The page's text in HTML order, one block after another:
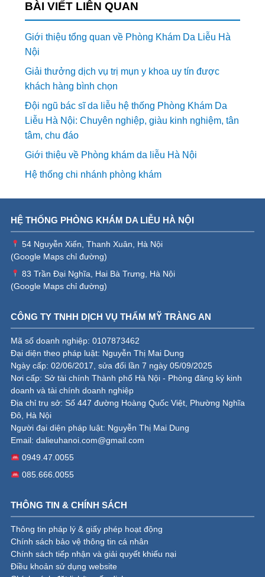
BÀI VIẾT LIÊN QUAN
Giới thiệu tổng quan về Phòng Khám Da Liễu Hà
Nội
Giải thưởng dịch vụ trị mụn y khoa uy tín được
khách hàng bình chọn
Đội ngũ bác sĩ da liễu hệ thống Phòng Khám Da
Liễu Hà Nội: Chuyên nghiệp, giàu kinh nghiệm, tân
tâm, chu đáo
Giới thiệu về Phòng khám da liễu Hà Nội
Hệ thống chi nhánh phòng khám
HỆ THỐNG PHÒNG KHÁM DA LIỄU HÀ NỘI
54 Nguyễn Xiển, Thanh Xuân, Hà Nội
(Google Maps chỉ đường)
83 Trần Đại Nghĩa, Hai Bà Trưng, Hà Nội
(Google Maps chỉ đường)
CÔNG TY TNHH DỊCH VỤ THẨM MỸ TRÀNG AN
Mã số doanh nghiệp: 0107873462
Đại diện theo pháp luật: Nguyễn Thị Mai Dung
Ngày cấp: 02/06/2017, sửa đổi lần 7 ngày 05/09/2025
Nơi cấp: Sở tài chính Thành phố Hà Nội - Phòng đăng ký kinh
doanh và tài chính doanh nghiệp
Địa chỉ trụ sở: Số 447 đường Hoàng Quốc Việt, Phường Nghĩa
Đô, Hà Nội
Người đại diện pháp luật: Nguyễn Thị Mai Dung
Email: dalieuhanoi.com@gmail.com
0949.47.0055
085.666.0055
THÔNG TIN & CHÍNH SÁCH
Thông tin pháp lý & giấy phép hoạt động
Chính sách bảo vệ thông tin cá nhân
Chính sách tiếp nhận và giải quyết khiếu nại
Điều khoản sử dụng website